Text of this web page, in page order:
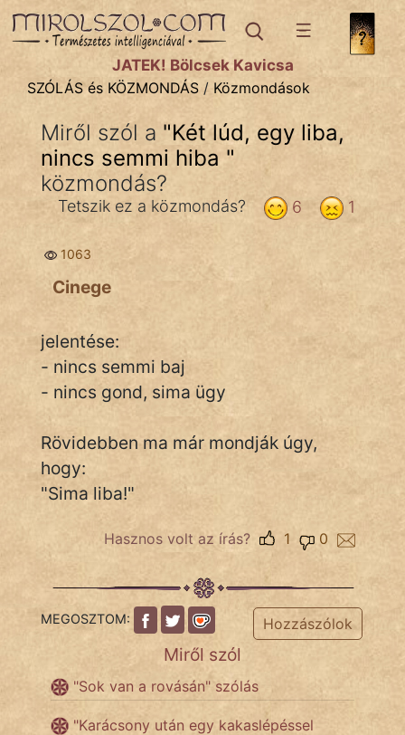
SZÓLÁS ÉS KÖZMONDÁStémák:
Bibliai
Közmondások
Rímelő
Szólások
Tréfás
IRODALOM
PSZICHO
FILM
ÉLETMÓD
JÁTÉK! Bölcsek Kavicsa
SZÓLÁS és KÖZMONDÁS / Közmondások
Miről szól a "Két lúd, egy liba,
nincs semmi hiba "
közmondás?
1
6
Tetszik ez a közmondás?
1063
Cinege
jelentése:
- nincs semmi baj
- nincs gond, sima ügy
Rövidebben ma már mondják úgy,
hogy:
"Sima liba!"
Hasznos volt az írás? 0
1
MEGOSZTOM: Hozzászólok
Miről szól
"Sok van a rovásán" szólás
"Karácsony után egy kakaslépéssel